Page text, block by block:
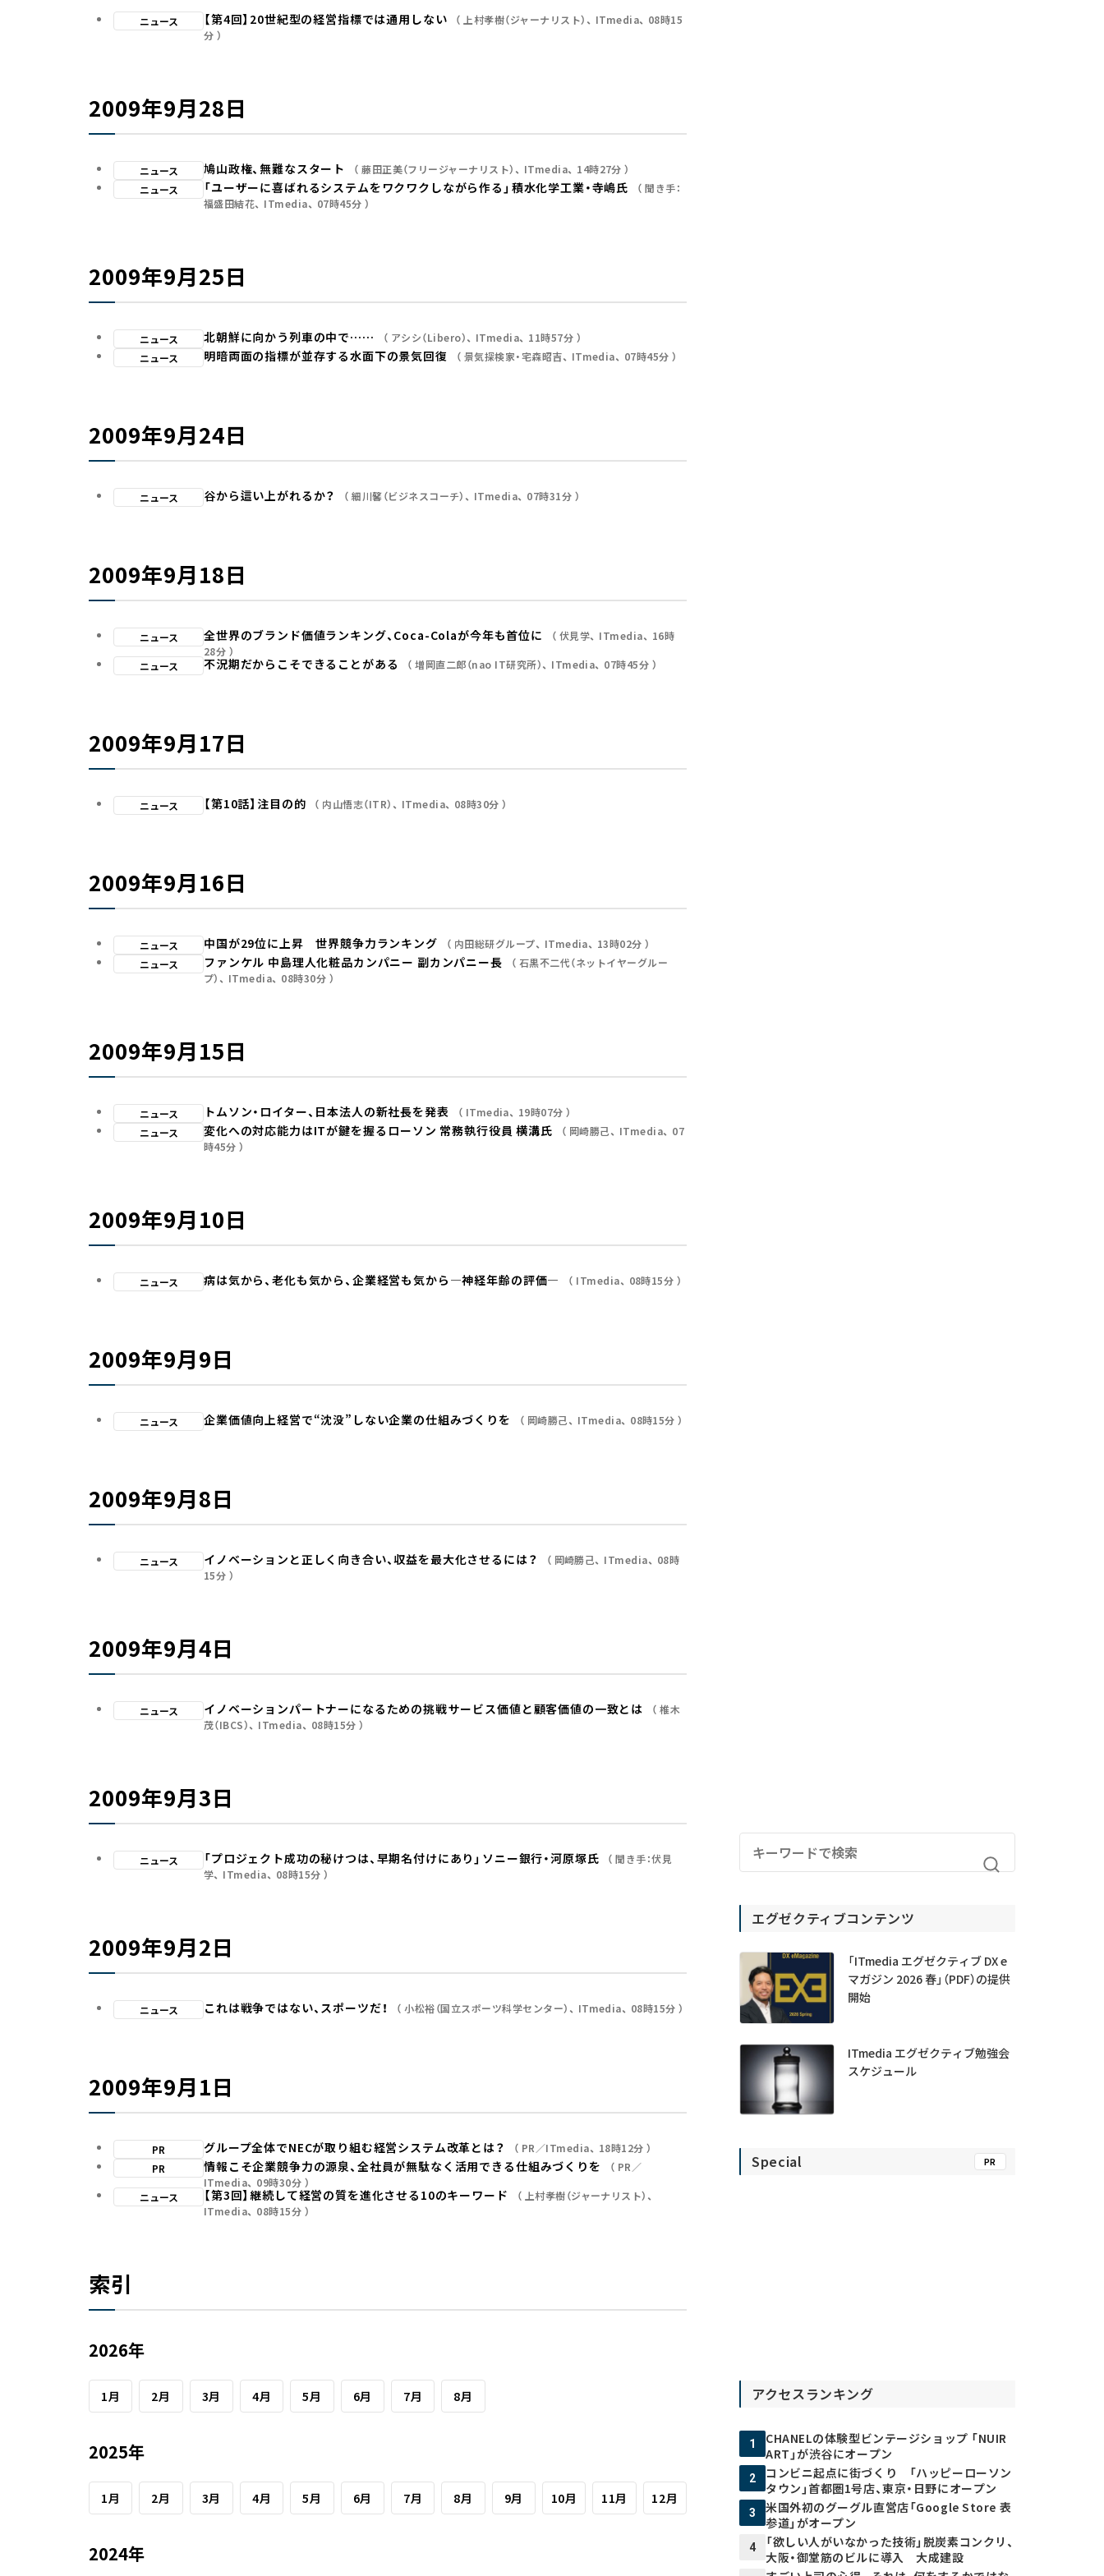
ニュース 【第4回】20世紀型の経営指標では通用しない 上村孝樹（ジャーナリスト） ITmedia
08時15
分
2009年9月28日
ニュース 鳩山政権、無難なスタート 藤田正美（フリージャーナリスト） ITmedia
14時27分
ニュース
「ユーザーに喜ばれるシステムをワクワクしながら作る」――積水化学工業・寺嶋氏
聞き手：
福盛田結花
ITmedia 07時45分
2009年9月25日
ニュース 北朝鮮に向かう列車の中で…… アシシ（Libero） ITmedia
11時57分
ニュース
明暗両面の指標が並存する水面下の景気回復 景気探検家・宅森昭吉 ITmedia 07時45分
2009年9月24日
ニュース 谷から這い上がれるか？ 細川馨（ビジネスコーチ） ITmedia 07時31分
2009年9月18日
ニュース 全世界のブランド価値ランキング、Coca-Colaが今年も首位に 伏見学 ITmedia
16時
28分
ニュース
不況期だからこそできることがある 増岡直二郎（nao IT研究所） ITmedia 07時45分
2009年9月17日
ニュース 【第10話】注目の的 内山悟志（ITR） ITmedia 08時30分
2009年9月16日
ニュース 中国が29位に上昇 世界競争力ランキング 内田総研グループ ITmedia
13時02分
ニュース
ファンケル 中島理人化粧品カンパニー 副カンパニー長
石黒不二代（ネットイヤーグルー
プ）
ITmedia 08時30分
2009年9月15日
ニュース トムソン・ロイター、日本法人の新社長を発表 ITmedia
19時07分
ニュース
変化への対応能力はITが鍵を握る――ローソン 常務執行役員 横溝氏 岡崎勝己 ITmedia
07
時45分
2009年9月10日
ニュース 病は気から、老化も気から、企業経営も気から―神経年齢の評価― ITmedia 08時15分
2009年9月9日
ニュース 企業価値向上経営で“沈没”しない企業の仕組みづくりを 岡崎勝己 ITmedia 08時15分
2009年9月8日
ニュース イノベーションと正しく向き合い、収益を最大化させるには？ 岡崎勝己 ITmedia
08時
15分
2009年9月4日
ニュース イノベーションパートナーになるための挑戦――サービス価値と顧客価値の一致とは
椎木
茂（IBCS）
ITmedia 08時15分
2009年9月3日
ニュース 「プロジェクト成功の秘けつは、早期名付けにあり」――ソニー銀行・河原塚氏
聞き手：伏見
学
ITmedia 08時15分
2009年9月2日
ニュース これは戦争ではない、スポーツだ！ 小松裕（国立スポーツ科学センター） ITmedia 08時15分
2009年9月1日
PR グループ全体でNECが取り組む経営システム改革とは？ PR／ITmedia
18時12分
PR
情報こそ企業競争力の源泉、全社員が無駄なく活用できる仕組みづくりを
PR／
ITmedia
09時30分
ニュース
【第3回】継続して経営の質を進化させる10のキーワード
上村孝樹（ジャーナリスト）
ITmedia
08時15分
索引
2026年
1月 2月 3月 4月 5月 6月 7月 8月
2025年
1月 2月 3月 4月 5月 6月 7月 8月 9月 10月 11月 12月
2024年
エグゼクティブコンテンツ
「ITmedia エグゼクティブ DX e
マガジン 2026 春」（PDF）の提供
開始
ITmedia エグゼクティブ勉強会
スケジュール
Special PR
アクセスランキング
1
CHANELの体験型ビンテージショップ 「NUIR
ART」が渋谷にオープン
2
コンビニ起点に街づくり 「ハッピーローソン
タウン」首都圏1号店、東京・日野にオープン
3
米国外初のグーグル直営店「Google Store 表
参道」がオープン
4
「欲しい人がいなかった技術」脱炭素コンクリ、
大阪・御堂筋のビルに導入 大成建設